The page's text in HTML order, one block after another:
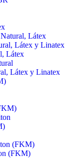
Látex
Látex y Linatex
Látex
Látex y Linatex
(FKM)
(FKM)